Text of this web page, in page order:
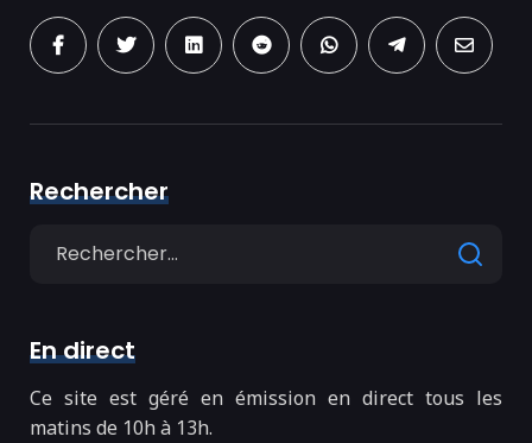
Rechercher
En direct
Ce site est géré en émission en direct tous les
matins de 10h à 13h.